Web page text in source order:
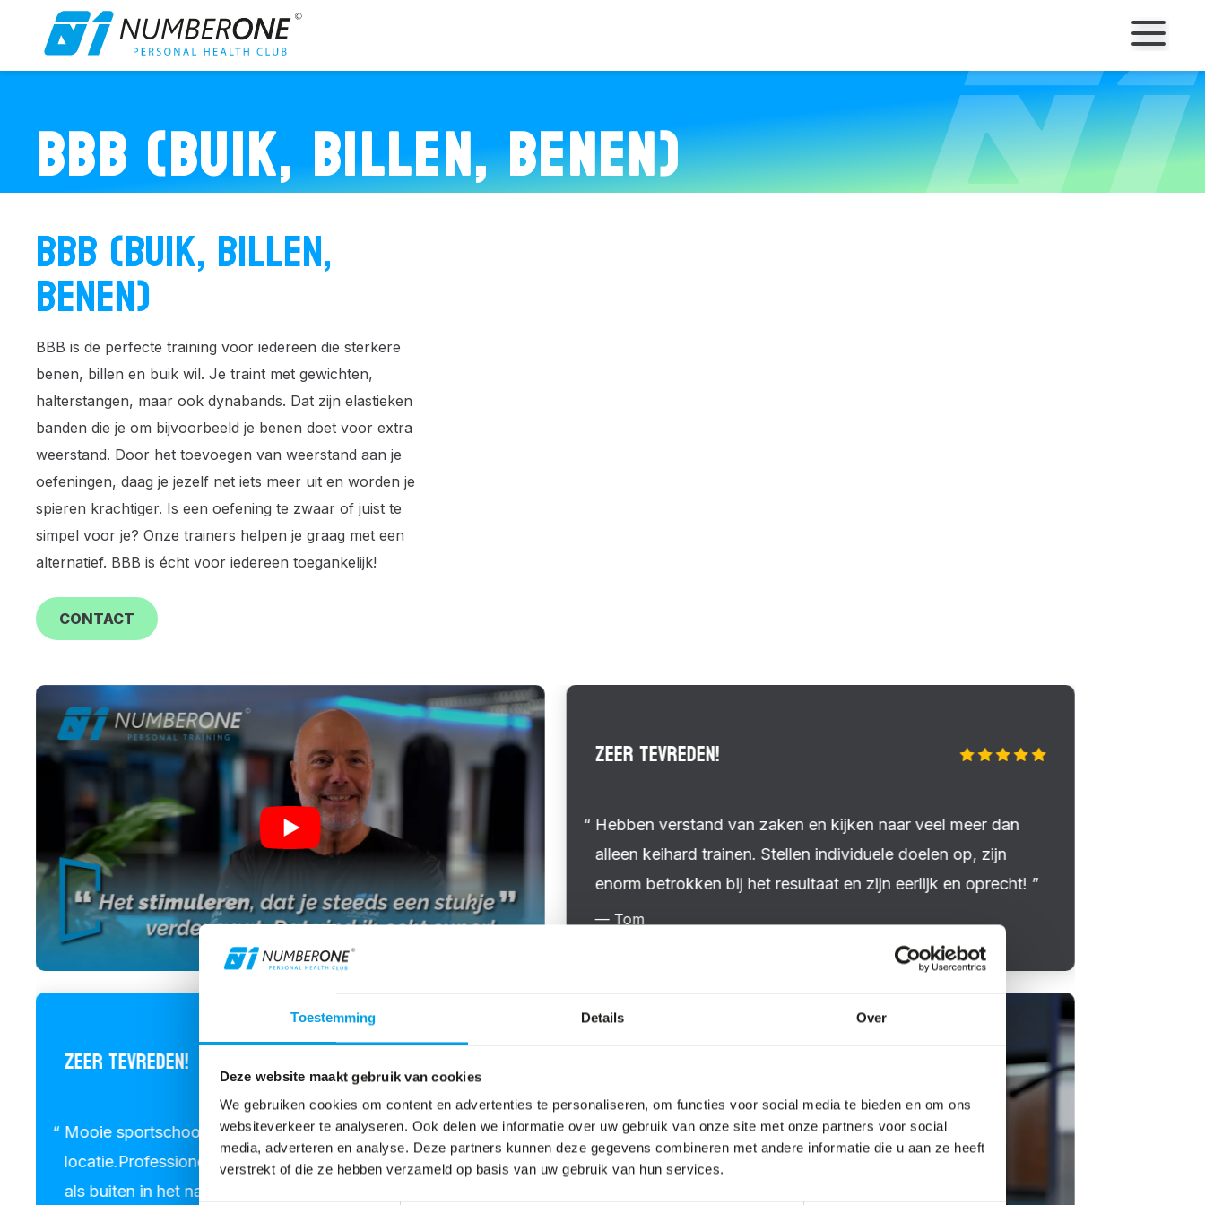
Toestemming Details Over
Deze website maakt gebruik van cookies
We gebruiken cookies om content en advertenties te personaliseren, om functies voor social media te bieden en om ons
websiteverkeer te analyseren. Ook delen we informatie over uw gebruik van onze site met onze partners voor social
media, adverteren en analyse. Deze partners kunnen deze gegevens combineren met andere informatie die u aan ze heeft
verstrekt of die ze hebben verzameld op basis van uw gebruik van hun services.
BBB (BUIK, BILLEN, BENEN)
BBB (BUIK, BILLEN,
BENEN)
BBB is de perfecte training voor iedereen die sterkere
benen, billen en buik wil. Je traint met gewichten,
halterstangen, maar ook dynabands. Dat zijn elastieken
banden die je om bijvoorbeeld je benen doet voor extra
weerstand. Door het toevoegen van weerstand aan je
oefeningen, daag je jezelf net iets meer uit en worden je
spieren krachtiger. Is een oefening te zwaar of juist te
simpel voor je? Onze trainers helpen je graag met een
alternatief. BBB is écht voor iedereen toegankelijk!
CONTACT
ZEER TEVREDEN!
Hebben verstand van zaken en kijken naar veel meer dan
alleen keihard trainen. Stellen individuele doelen op, zijn
enorm betrokken bij het resultaat en zijn eerlijk en oprecht!
— Tom
ZEER TEVREDEN!
Mooie sportschool gelegen op een prachtige
locatie.Professionele trainingen. Afwisselend zowel binnen
als buiten in het naastgelegen natuurgebied. Geen training is